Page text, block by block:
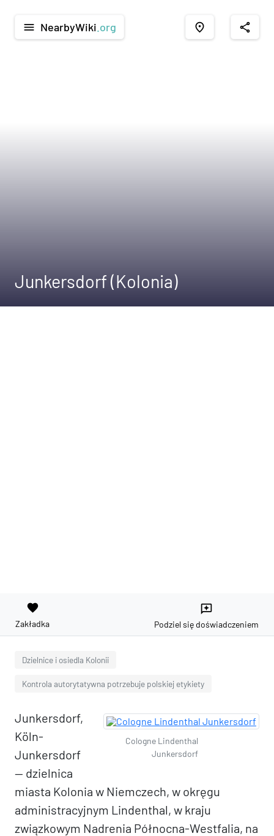
menu NearbyWiki .org place share
Junkersdorf (Kolonia)
favorite
Zakładka
reviews
Podziel się doświadczeniem
Dzielnice i osiedla Kolonii
Kontrola autorytatywna potrzebuje polskiej etykiety
Cologne Lindenthal
Junkersdorf
Junkersdorf,
Köln-
Junkersdorf
— dzielnica
miasta Kolonia w Niemczech, w okręgu
administracyjnym Lindenthal, w kraju
związkowym Nadrenia Północna-Westfalia, na